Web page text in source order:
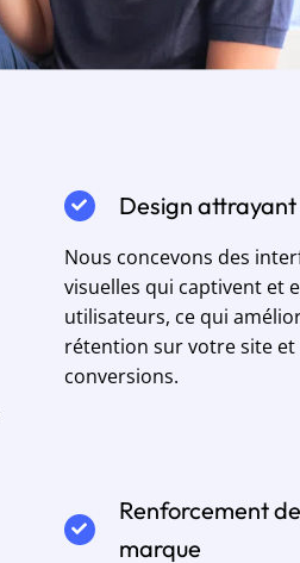
Design attrayant
Nous concevons des
visuelles qui captivent et
utilisateurs, ce qui
rétention sur votre site et
conversions.
Renforcement
marque